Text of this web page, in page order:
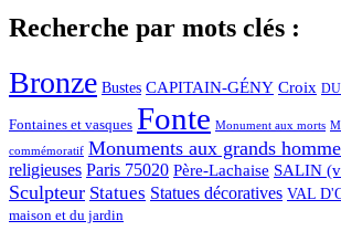
Recherche par mots clés :
Bronze Bustes CAPITAIN-GÉNY Croix
Fontaines et vasques Fonte Monument aux morts
commémoratif Monuments aux grands
religieuses Paris 75020 Père-Lachaise SALIN
Sculpteur Statues Statues décoratives VAL
maison et du jardin